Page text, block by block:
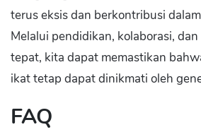
terus eksis dan berkontribusi
Melalui pendidikan, kolaborasi,
tepat, kita dapat memastikan
ikat tetap dapat dinikmati oleh
FAQ